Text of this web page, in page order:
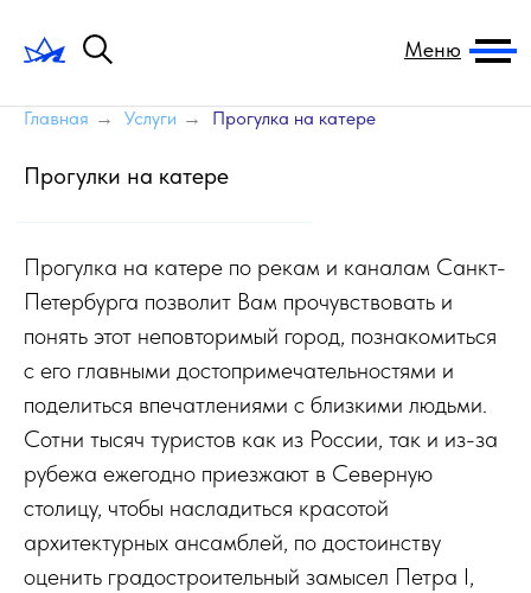
Меню
Главная → Услуги → Прогулка на катере
Прогулки на катере
Прогулка на катере по рекам и каналам Санкт-
Петербурга позволит Вам прочувствовать и
понять этот неповторимый город, познакомиться
с его главными достопримечательностями и
поделиться впечатлениями с близкими людьми.
Сотни тысяч туристов как из России, так и из-за
рубежа ежегодно приезжают в Северную
столицу, чтобы насладиться красотой
архитектурных ансамблей, по достоинству
оценить градостроительный замысел Петра I,